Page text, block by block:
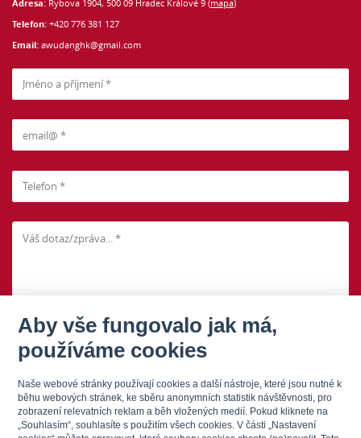
Adresa: Rybova 1904, 500 09 Hradec Králové 9 (mapa)
Telefon: +420 776 381 127
Email: awudanghk@gmail.com
Informace o ochraně osobních údajů
Odeslat zprávu
Aby vše fungovalo jak má,
používáme cookies
Naše webové stránky používají cookies a další nástroje, které jsou nutné k
běhu webových stránek, ke sběru anonymních statistik návštěvnosti, pro
zobrazení relevatních reklam a běh vložených medií. Pokud kliknete na
„Souhlasím“, souhlasíte s použitím všech cookies. V části „Nastavení